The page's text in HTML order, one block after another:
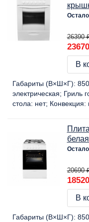
26390
В
Габариты (В×Ш×Г):
электрическая
Гриль
стола: нет Конвекция:
20690
В
Габариты (В×Ш×Г):